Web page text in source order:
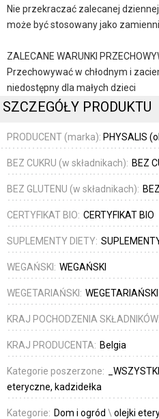
Nie przekraczać zalecanej
może być stosowany jako
ZALECANE WARUNKI
Przechowywać w chłodnym i
niedostępny dla małych dzieci
SZCZEGÓŁY PRODUKTU
PRODUCENT (marka): PHYSALIS
BEZ CUKRU (w składnikach): BEZ
BEZ GLUTENU (w składnikach):
CERTYFIKAT BIO: CERTYFIKAT BIO
SUPLEMENTY DIETY:
WEGAŃSKI: WEGAŃSKI
WEGETARIAŃSKI: WEGETARIAŃSKI
KRAJ POCHODZENIA SKŁADNIKÓW:
KRAJ PRODUCENTA: Belgia
Kategorie poszerzone:
eteryczne, kadzidełka
Kategorie: Dom i ogród \ olejki